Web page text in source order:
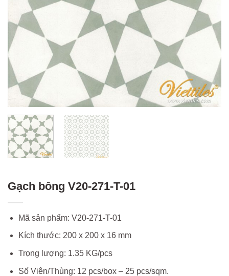
Gạch bông V20-271-T-01
Mã sản phẩm: V20-271-T-01
Kích thước: 200 x 200 x 16 mm
Trọng lượng: 1.35 KG/pcs
Số Viên/Thùng: 12 pcs/box – 25 pcs/sqm.